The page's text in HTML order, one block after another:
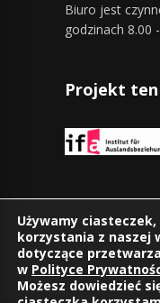
Biuro jest
godzinach 8.00
Projekt ten
Znajdziesz
Używamy
korzystania z naszej
dotyczące
w Polityce
Możesz dowiedzieć